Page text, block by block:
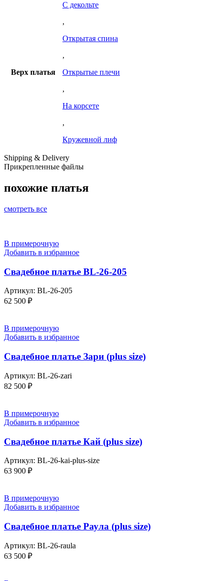
Верх платья
С декольте
,
Открытая спина
,
Открытые плечи
,
На корсете
,
Кружевной лиф
Shipping & Delivery
Прикрепленные файлы
похожие платья
смотреть все
В примерочную
Добавить в избранное
Свадебное платье BL-26-205
Артикул: BL-26-205
62 500 ₽
В примерочную
Добавить в избранное
Свадебное платье Зари (plus size)
Артикул: BL-26-zari
82 500 ₽
В примерочную
Добавить в избранное
Свадебное платье Кай (plus size)
Артикул: BL-26-kai-plus-size
63 900 ₽
В примерочную
Добавить в избранное
Свадебное платье Раула (plus size)
Артикул: BL-26-raula
63 500 ₽